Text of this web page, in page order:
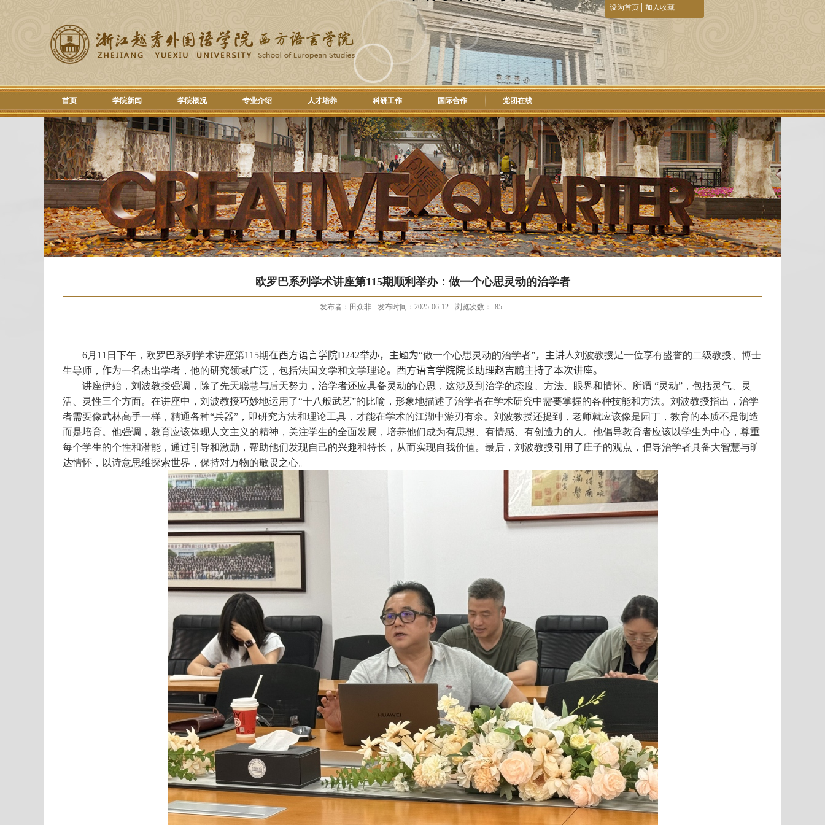
设为首页 | 加入收藏
首页 学院新闻 学院概况 专业介绍 人才培养 科研工作 国际合作 党团在线
欧罗巴系列学术讲座第115期顺利举办：做一个心思灵动的治学者
发布者：田众非 发布时间：2025-06-12 浏览次数： 85
6月 11 日下午，欧罗巴系列学术讲座第115期在西方语言学院D242举办，主题为“做一个心思灵动的治学者”， 主讲人刘波教授是一位享有盛誉的二级教授、博士
生导师， 作为一名杰出学者，他的研究领域广泛，包括法国文学和文学理论。 西方语言学院院长助理赵吉鹏主持了本次讲座。
讲座伊始，刘波教授强调，除了先天聪慧与后天努力，治学者还应具备灵动的心思，这涉及到治学的态度、方法、眼界和情怀。所谓 “灵动”，包括灵气、灵
活、灵性三个方面。在讲座中，刘波教授巧妙地运用了“十八般武艺”的比喻，形象地描述了治学者在学术研究中需要掌握的各种技能和方法。刘波教授指出，治学
者需要像武林高手一样，精通各种“兵器”，即研究方法和理论工具，才能在学术的江湖中游刃有余。刘波教授还提到，老师就应该像是园丁，教育的本质不是制造
而是培育。他强调，教育应该体现人文主义的精神，关注学生的全面发展，培养他们成为有思想、有情感、有创造力的人。他倡导教育者应该以学生为中心，尊重
每个学生的个性和潜能，通过引导和激励，帮助他们发现自己的兴趣和特长，从而实现自我价值。最后，刘波教授引用 了 庄子的观点，倡导治学者具备大智慧与旷
达情怀，以诗意思维探索世界，保持对万物的敬畏之心。